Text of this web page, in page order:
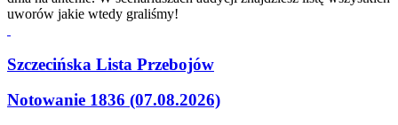
uworów jakie wtedy graliśmy!
Szczecińska Lista Przebojów
Notowanie 1836 (07.08.2026)